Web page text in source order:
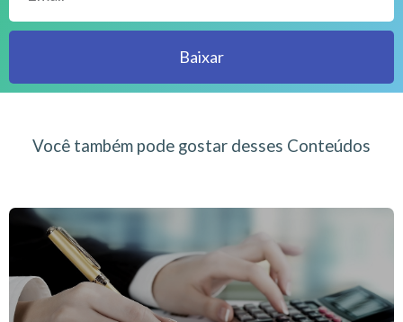
Baixar
Você também pode gostar desses Conteúdos